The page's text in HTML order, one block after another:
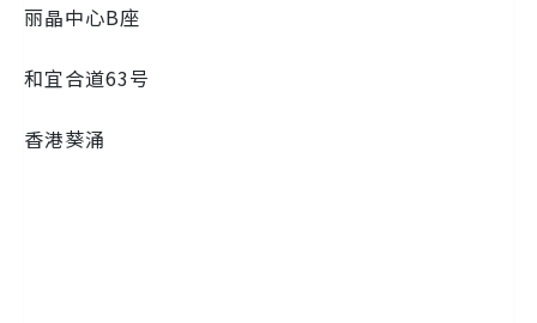
丽晶中心B座
和宜合道63号
香港葵涌